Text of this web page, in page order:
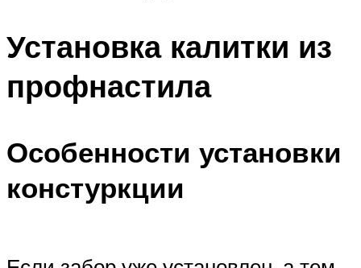
Установка калитки из
профнастила
Особенности установки
констуркции